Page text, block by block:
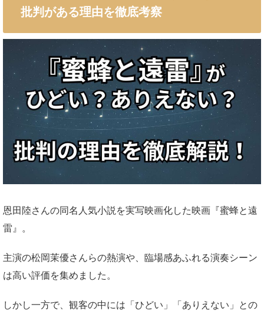
批判がある理由を徹底考察
恩田陸さんの同名人気小説を実写映画化した映画『蜜蜂と遠
雷』。
主演の松岡茉優さんらの熱演や、臨場感あふれる演奏シーン
は高い評価を集めました。
しかし一方で、観客の中には「ひどい」「ありえない」との